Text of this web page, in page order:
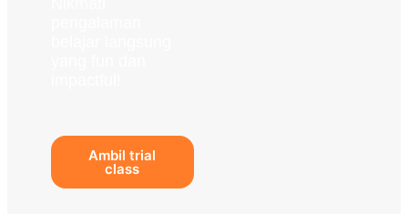
Ambil trial
class